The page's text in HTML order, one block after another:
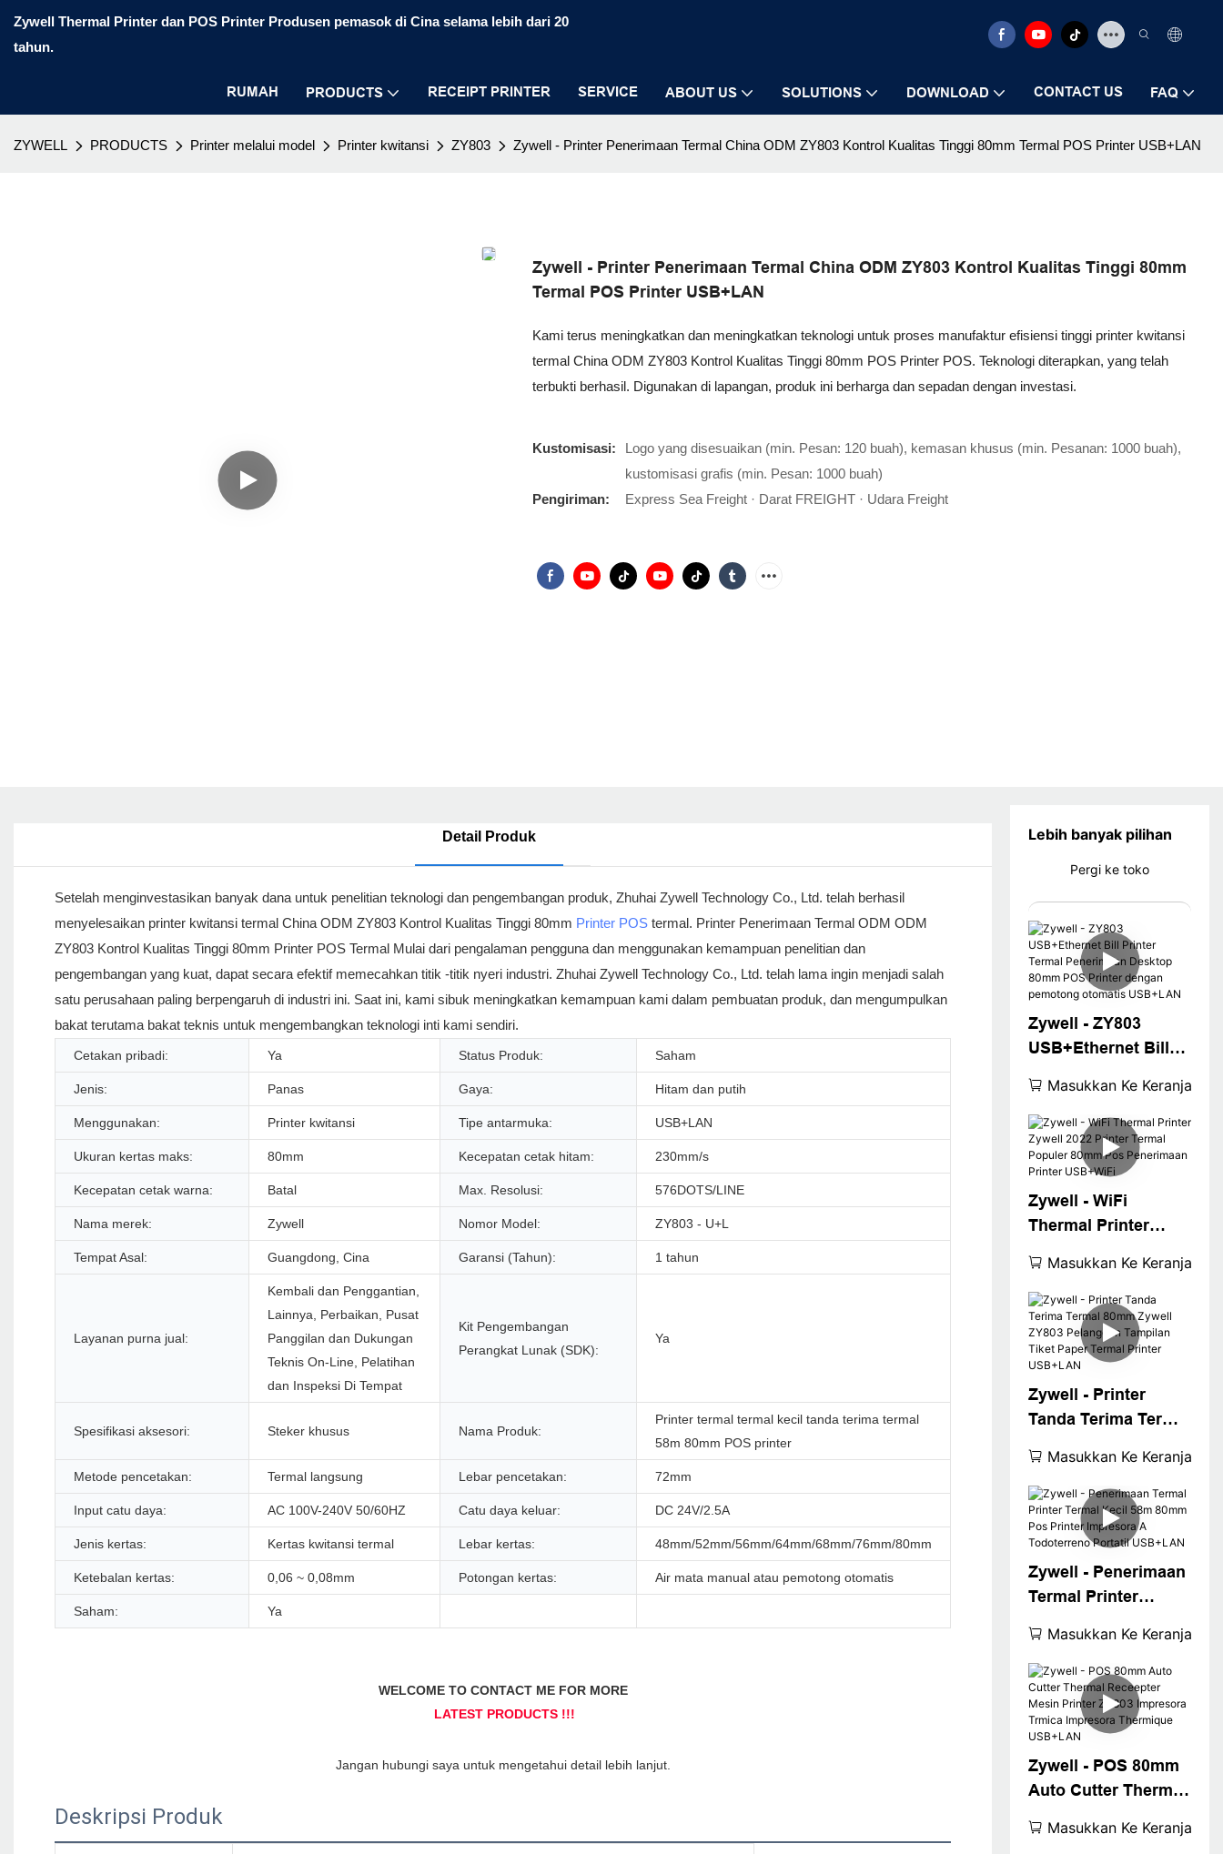
Zywell Thermal Printer dan POS Printer Produsen pemasok di Cina selama lebih dari 20
tahun.
RUMAH PRODUCTS RECEIPT PRINTER SERVICE ABOUT US SOLUTIONS DOWNLOAD CONTACT US FAQ
ZYWELL PRODUCTS Printer melalui model Printer kwitansi ZY803 Zywell - Printer Penerimaan Termal China ODM ZY803 Kontrol Kualitas Tinggi 80mm Termal POS Printer USB+LAN
Zywell - Printer Penerimaan Termal China ODM ZY803 Kontrol Kualitas Tinggi 80mm
Termal POS Printer USB+LAN
Kami terus meningkatkan dan meningkatkan teknologi untuk proses manufaktur efisiensi tinggi printer kwitansi
termal China ODM ZY803 Kontrol Kualitas Tinggi 80mm POS Printer POS. Teknologi diterapkan, yang telah
terbukti berhasil. Digunakan di lapangan, produk ini berharga dan sepadan dengan investasi.
Kustomisasi:
Logo yang disesuaikan (min. Pesan: 120 buah), kemasan khusus (min. Pesanan: 1000 buah),
kustomisasi grafis (min. Pesan: 1000 buah)
Pengiriman:
Express Sea Freight · Darat FREIGHT · Udara Freight
Lebih banyak pilihan
Pergi ke toko
Zywell - ZY803
USB+Ethernet Bill
Penerimaan Desktop
80mm POS Printer
dengan pemotong
otomatis USB+LAN
Masukkan Ke Keranjang
Zywell - WiFi
Thermal Printer
Termal Populer
80mm Pos
Penerimaan Printer
USB+WiFi
Masukkan Ke Keranjang
Zywell - Printer
Tanda Terima Termal
Pelanggan Tampilan
Tiket Paper Termal
Printer USB+LAN
Masukkan Ke Keranjang
Zywell - Penerimaan
Termal Printer
80mm Pos Printer
Impresora A
Todoterreno Portatil
USB+LAN
Masukkan Ke Keranjang
Zywell - POS 80mm
Auto Cutter Thermal
Printer ZY803
Masukkan Ke Keranjang
Detail Produk
Setelah menginvestasikan banyak dana untuk penelitian teknologi dan pengembangan produk, Zhuhai Zywell Technology Co., Ltd. telah berhasil
menyelesaikan printer kwitansi termal China ODM ZY803 Kontrol Kualitas Tinggi 80mm Printer POS termal. Printer Penerimaan Termal ODM ODM
ZY803 Kontrol Kualitas Tinggi 80mm Printer POS Termal Mulai dari pengalaman pengguna dan menggunakan kemampuan penelitian dan
pengembangan yang kuat, dapat secara efektif memecahkan titik -titik nyeri industri. Zhuhai Zywell Technology Co., Ltd. telah lama ingin menjadi salah
satu perusahaan paling berpengaruh di industri ini. Saat ini, kami sibuk meningkatkan kemampuan kami dalam pembuatan produk, dan mengumpulkan
bakat terutama bakat teknis untuk mengembangkan teknologi inti kami sendiri.
Cetakan pribadi: Ya Status Produk: Saham
Jenis: Panas Gaya: Hitam dan putih
Menggunakan: Printer kwitansi Tipe antarmuka: USB+LAN
Ukuran kertas maks: 80mm Kecepatan cetak hitam: 230mm/s
Kecepatan cetak warna: Batal Max. Resolusi: 576DOTS/LINE
Nama merek: Zywell Nomor Model: ZY803 - U+L
Tempat Asal: Guangdong, Cina Garansi (Tahun): 1 tahun
Layanan purna jual:
Kembali dan Penggantian,
Lainnya, Perbaikan, Pusat
Panggilan dan Dukungan
Teknis On-Line, Pelatihan
dan Inspeksi Di Tempat
Kit Pengembangan
Perangkat Lunak (SDK):
Ya
Spesifikasi aksesori: Steker khusus Nama Produk:
Printer termal termal kecil tanda terima termal
58m 80mm POS printer
Metode pencetakan: Termal langsung Lebar pencetakan: 72mm
Input catu daya: AC 100V-240V 50/60HZ Catu daya keluar: DC 24V/2.5A
Jenis kertas: Kertas kwitansi termal Lebar kertas: 48mm/52mm/56mm/64mm/68mm/76mm/80mm
Ketebalan kertas: 0,06 ~ 0,08mm Potongan kertas: Air mata manual atau pemotong otomatis
Saham: Ya
Deskripsi Produk